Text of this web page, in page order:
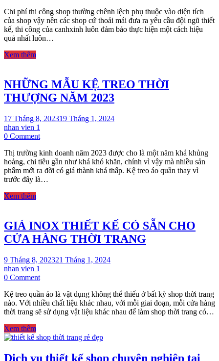
KẾ
SHOP
GIÀY
NỮ
Chi phí thi công shop thường chênh lệch phụ thuộc vào diện tích
của shop vậy nên các shop cứ thoải mái đưa ra yêu cầu đội ngũ thiết
kế, thi công của canhxinh luôn đảm bảo thực hiện một cách hiệu
quả nhất luôn…
Xem thêm
NHỮNG MẪU KỆ TREO THỜI
THƯỢNG NĂM 2023
17 Tháng 8, 202319 Tháng 1, 2024
nhan vien 1
0 Commenton
MẪU
KỆ
TREO
THỜI
Thị trường kinh doanh năm 2023 được cho là một năm khá khủng
hoảng, chi tiêu gần như khá khó khăn, chính vì vậy mà nhiều sản
phẩm mới ra đời có giá thành khá thấp. Kệ treo áo quần thay vì
trước đây là…
Xem thêm
GIÁ INOX THIẾT KẾ CÓ SẴN CHO
CỬA HÀNG THỜI TRANG
9 Tháng 8, 202321 Tháng 1, 2024
nhan vien 1
0 Commenton
INOX
THIẾT
KẾ
CHO
HÀNG
Kệ treo quần áo là vật dụng không thể thiếu ở bất kỳ shop thời trang
nào. Với nhiều chất liệu khác nhau, với mỗi giai đoạn, mỗi cửa hàng
thời trang sẽ sử dụng vật liệu khác nhau để làm shop thời trang có…
Xem thêm
Dịch vụ thiết kế shop chuyên nghiệp tại